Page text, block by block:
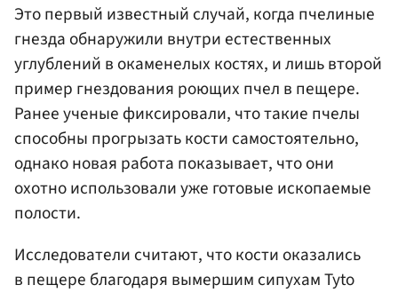
Это первый известный случай, когда пчелиные
гнезда обнаружили внутри естественных
углублений в окаменелых костях, и лишь второй
пример гнездования роющих пчел в пещере.
Ранее ученые фиксировали, что такие пчелы
способны прогрызать кости самостоятельно,
однако новая работа показывает, что они
охотно использовали уже готовые ископаемые
полости.
Исследователи считают, что кости оказались
в пещере благодаря вымершим сипухам Tyto